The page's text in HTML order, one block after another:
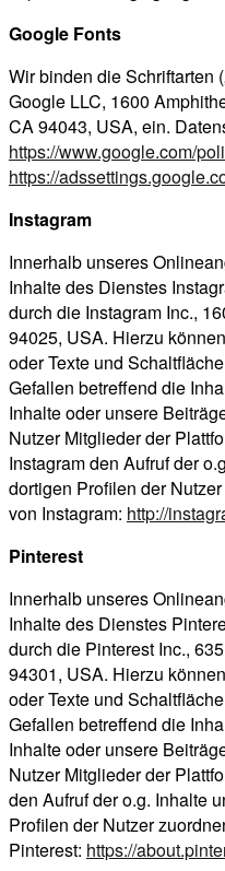
Google Fonts
Wir binden die Schriftarten
Google LLC, 1600
CA 94043, USA, ein.
https://www.google.com/
https://
Instagram
Innerhalb unseres
Inhalte des Dienstes
durch die Instagram Inc.,
94025, USA. Hierzu
oder Texte und
Gefallen betreffend die
Inhalte oder unsere
Nutzer Mitglieder der
Instagram den Aufruf der
dortigen Profilen der
von Instagram: http://
Pinterest
Innerhalb unseres
Inhalte des Dienstes
durch die Pinterest Inc.,
94301, USA. Hierzu
oder Texte und
Gefallen betreffend die
Inhalte oder unsere
Nutzer Mitglieder der
den Aufruf der o.g. Inhalte
Profilen der Nutzer
Pinterest: https://